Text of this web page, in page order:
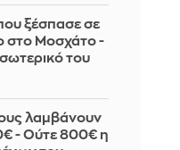
ξέσπασε σε
στο Μοσχάτο -
του
λαμβάνουν
- Ούτε 800€ η